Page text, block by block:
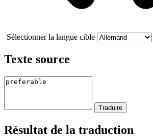
Sélectionner la langue cible
Texte source
Résultat de la traduction